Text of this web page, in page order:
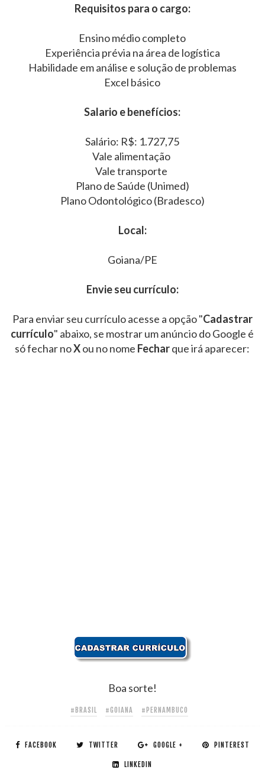
Requisitos para o cargo:
Ensino médio completo
Experiência prévia na área de logística
Habilidade em análise e solução de problemas
Excel básico
Salario e benefícios:
Salário: R$: 1.727,75
Vale alimentação
Vale transporte
Plano de Saúde (Unimed)
Plano Odontológico (Bradesco)
Local:
Goiana/PE
Envie seu currículo:
Para enviar seu currículo acesse a opção "Cadastrar
currículo" abaixo, se mostrar um anúncio do Google é
só fechar noXou no nome Fecharque irá aparecer:
Boa sorte!
#BRASIL #GOIANA #PERNAMBUCO
FACEBOOK TWITTER GOOGLE + PINTEREST
LINKEDIN